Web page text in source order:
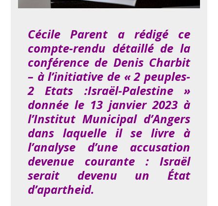
Cécile Parent a rédigéce
compte-rendu détaillé de la
conférence de Denis Charbit
– à l’initiative de « 2 peuples-
2 Etats :Israël-Palestine »
donnée le 13 janvier 2023 à
l’Institut Municipal d’Angers
dans laquelle il se livre à
l’analyse d’une accusation
devenue courante : Israël
serait devenu un État
d’apartheid.